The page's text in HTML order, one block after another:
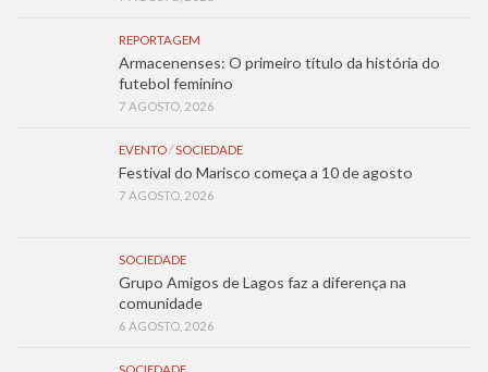
REPORTAGEM
Armacenenses: O primeiro título da história do
futebol feminino
7 AGOSTO, 2026
EVENTO / SOCIEDADE
Festival do Marisco começa a 10 de agosto
7 AGOSTO, 2026
SOCIEDADE
Grupo Amigos de Lagos faz a diferença na
comunidade
6 AGOSTO, 2026
SOCIEDADE